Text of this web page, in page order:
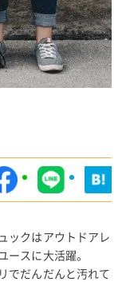
ックはアウトドアレ
スに大活躍。
でだんだんと汚れて